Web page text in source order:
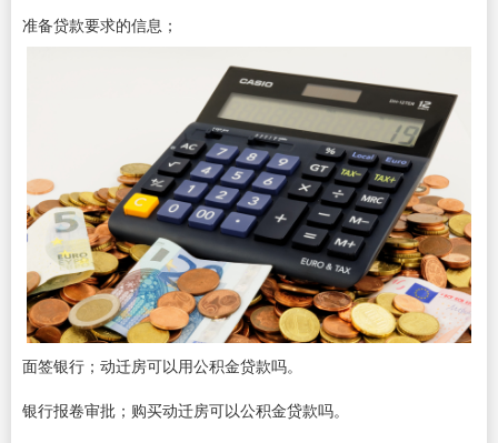
准备贷款要求的信息；
面签银行；动迁房可以用公积金贷款吗。
银行报卷审批；购买动迁房可以公积金贷款吗。